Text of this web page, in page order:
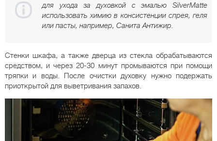
для ухода за духовкой с эмалью SilverMatte
использовать химию в консистенции спрея, геля
или пасты, например, Caнитa Aнтижиp.
Стенки шкафа, а также дверца из стекла обрабатываются
средством, и через 20-30 минут промываются при помощи
тряпки и воды. После очистки духовку нужно подержать
приоткрытой для выветривания запахов.